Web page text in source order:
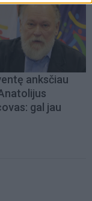
anksčiau
gal jau